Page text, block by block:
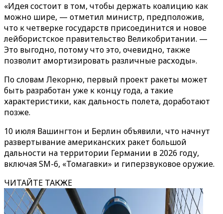
«Идея состоит в том, чтобы держать коалицию как
можно шире, — отметил министр, предположив,
что к четверке государств присоединится и новое
лейбористское правительство Великобритании. —
Это выгодно, потому что это, очевидно, также
позволит амортизировать различные расходы».
По словам Лекорню, первый проект ракеты может
быть разработан уже к концу года, а такие
характеристики, как дальность полета, доработают
позже.
10 июля Вашингтон и Берлин объявили, что начнут
развертывание американских ракет большой
дальности на территории Германии в 2026 году,
включая SM-6, «Томагавки» и гиперзвуковое оружие.
ЧИТАЙТЕ ТАКЖЕ